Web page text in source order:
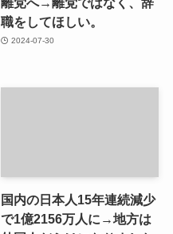
職をしてほしい。
2024-07-30
国内の日本人15年連続減少
で1億2156万人に→地方は